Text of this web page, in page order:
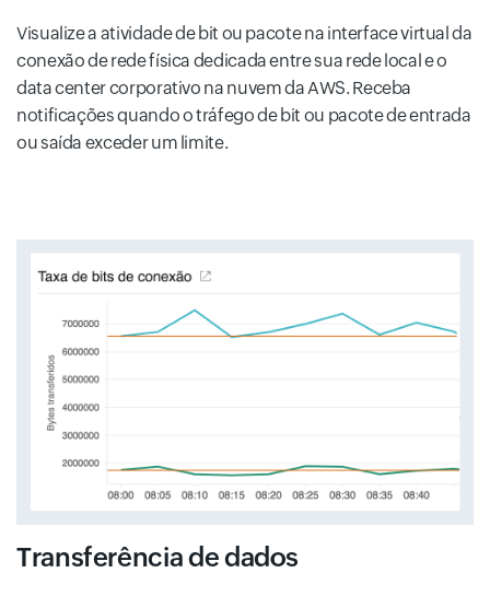
Visualize a atividade de bit ou pacote na interface virtual da
conexão de rede física dedicada entre sua rede local e o
data center corporativo na nuvem da AWS. Receba
notificações quando o tráfego de bit ou pacote de entrada
ou saída exceder um limite.
Transferência de dados